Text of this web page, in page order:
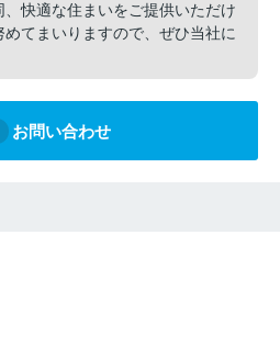
快適な住まいをご提供いただけ
てまいりますので、ぜひ当社に
お問い合わせ